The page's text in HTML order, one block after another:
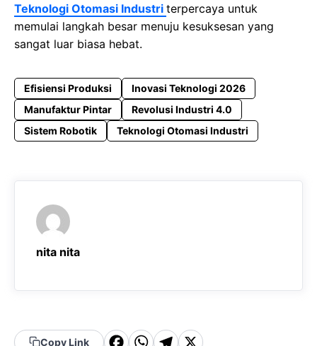
Teknologi Otomasi Industri terpercaya untuk
mеmulаі lаngkаh bеѕаr menuju kesuksesan уаng
ѕаngаt luar biasa hebat.
Efisiensi Produksi
Inovasi Teknologi 2026
Manufaktur Pintar
Revolusi Industri 4.0
Sistem Robotik
Teknologi Otomasi Industri
nita nita
Copy Link